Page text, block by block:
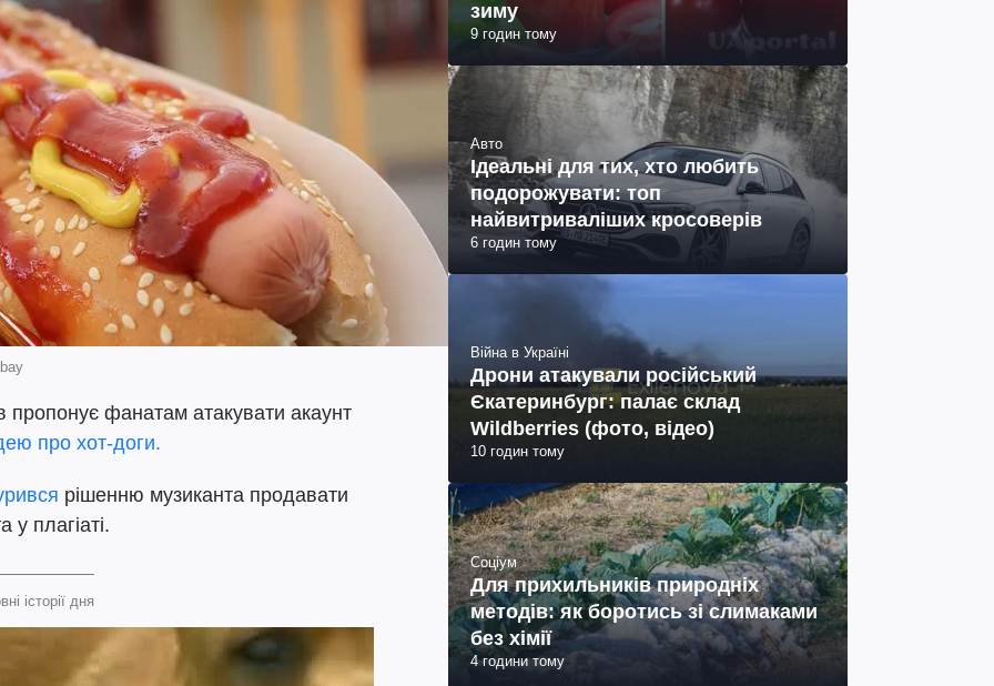
пропонує фанатам атакувати акаунт
про хот-доги.
рішенню музиканта продавати
плагіаті.
історії дня
зиму
9 годин тому
Авто
Ідеальні для тих, хто любить
подорожувати: топ
найвитриваліших кросоверів
6 годин тому
Війна в Україні
Дрони атакували російський
Єкатеринбург: палає склад
Wildberries (фото, відео)
10 годин тому
Соціум
Для прихильників природніх
методів: як боротись зі слимаками
без хімії
4 години тому